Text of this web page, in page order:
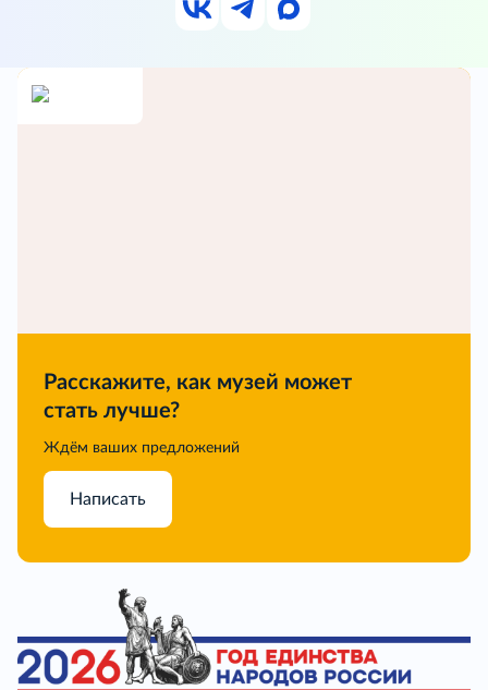
Расскажите, как музей может
стать лучше?
Ждём ваших предложений
Написать